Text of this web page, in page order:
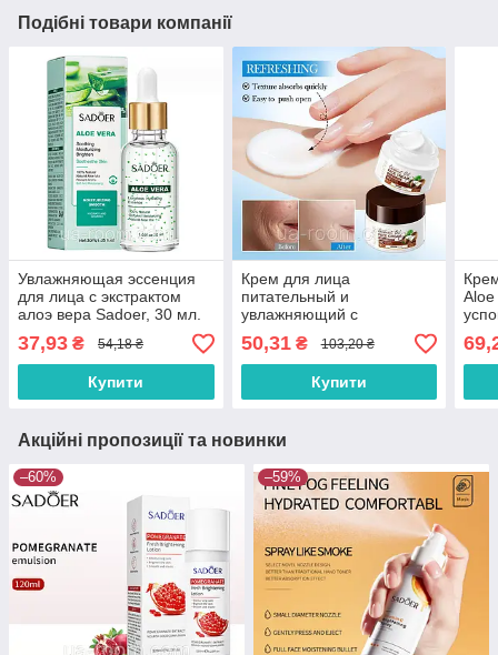
Подібні товари компанії
Увлажняющая эссенция
для лица с экстрактом
алоэ вера Sadoer, 30 мл.
37,93 ₴ 54,18 ₴
Купити
Крем для лица
питательный и
увлажняющий с
кокосовым маслом
SADOER, 50г.
50,31₴ 103,20 ₴
Купити
Акційні пропозиції та новинки
–60% –59%